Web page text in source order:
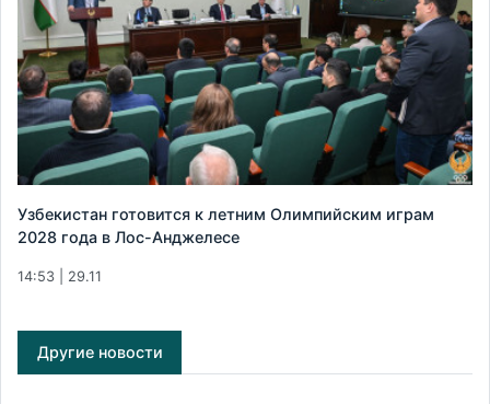
Узбекистан готовится к летним Олимпийским играм
2028 года в Лос-Анджелесе
14:53 | 29.11
Другие новости